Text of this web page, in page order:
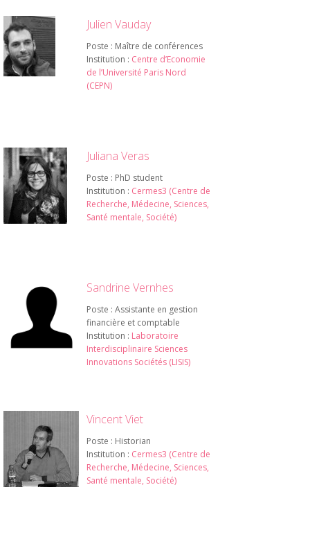
Julien Vauday
Poste : Maître de conférences
Institution : Centre d’Economie
de l’Université Paris Nord
(CEPN)
Juliana Veras
Poste : PhD student
Institution : Cermes3 (Centre de
Recherche, Médecine, Sciences,
Santé mentale, Société)
Sandrine Vernhes
Poste : Assistante en gestion
financière et comptable
Institution : Laboratoire
Interdisciplinaire Sciences
Innovations Sociétés (LISIS)
Vincent Viet
Poste : Historian
Institution : Cermes3 (Centre de
Recherche, Médecine, Sciences,
Santé mentale, Société)